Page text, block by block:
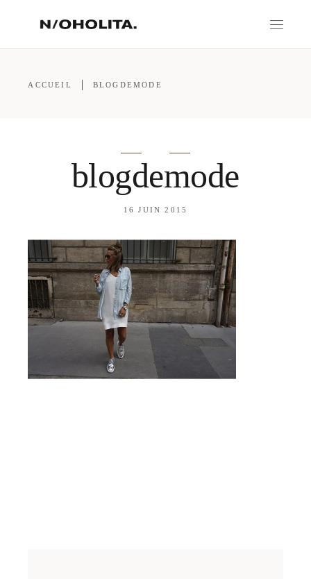
ACCUEIL BLOGDEMODE
blogdemode
16 JUIN 2015